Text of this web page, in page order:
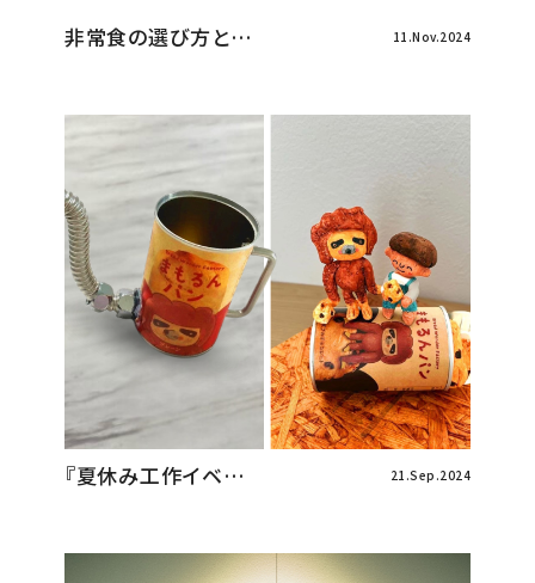
非常食の選び方と… 11.Nov.2024
『夏休み工作イベ… 21.Sep.2024